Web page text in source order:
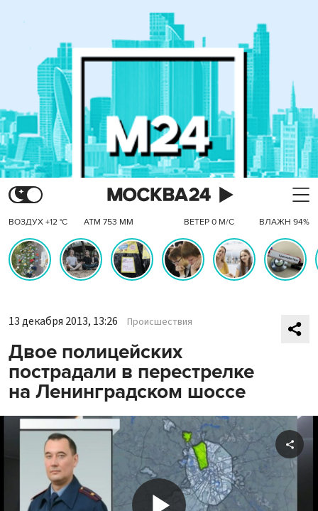
ВОЗДУХ +12 °C АТМ 753 ММ ВЕТЕР 0 М/С ВЛАЖН 94%
13 декабря 2013, 13:26 Происшествия
Двое полицейских
пострадали в перестрелке
на Ленинградском шоссе